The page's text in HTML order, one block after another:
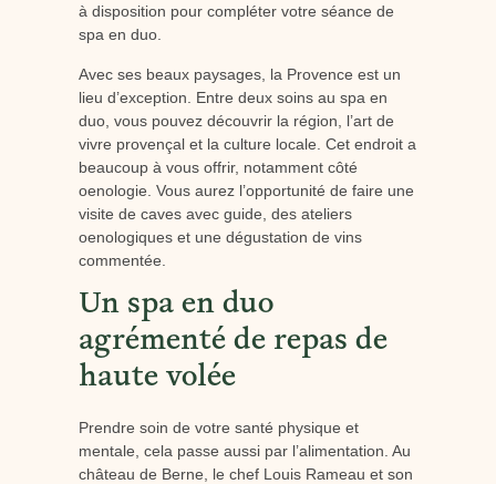
à disposition pour compléter votre séance de
spa en duo.
Avec ses beaux paysages, la Provence est un
lieu d’exception. Entre deux soins au spa en
duo, vous pouvez découvrir la région, l’art de
vivre provençal et la culture locale. Cet endroit a
beaucoup à vous offrir, notamment côté
oenologie. Vous aurez l’opportunité de faire une
visite de caves avec guide, des ateliers
oenologiques et une dégustation de vins
commentée.
Un spa en duo
agrémenté de repas de
haute volée
Prendre soin de votre santé physique et
mentale, cela passe aussi par l’alimentation. Au
château de Berne, le chef Louis Rameau et son